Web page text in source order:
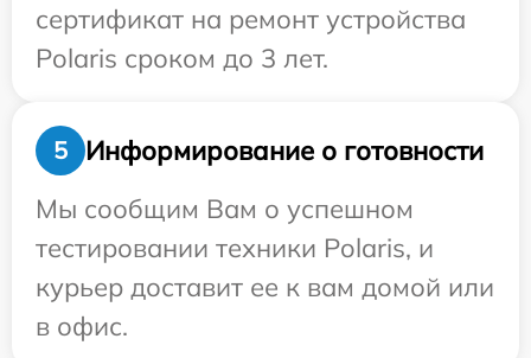
сертификат на ремонт устройства
Polaris сроком до 3 лет.
5
Информирование о готовности
Мы сообщим Вам о успешном
тестировании техники Polaris, и
курьер доставит ее к вам домой или
в офис.